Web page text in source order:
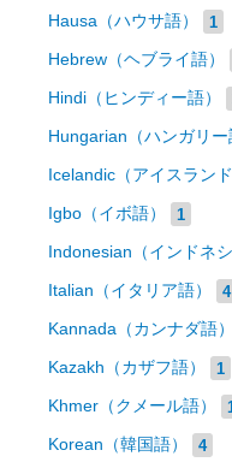
Hausa（ハウサ語） 1
Hebrew（ヘブライ語）
Hindi（ヒンディー語）
Hungarian（ハンガリー
Icelandic（アイスランド
Igbo（イボ語） 1
Indonesian（インドネシ
Italian（イタリア語） 4
Kannada（カンナダ語）
Kazakh（カザフ語） 1
Khmer（クメール語）
Korean（韓国語） 4